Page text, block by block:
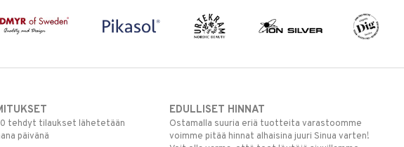
tehdyt tilaukset lähetetään
päivänä
EDULLISET HINNAT
Ostamalla suuria eriä tuotteita varastoomme
voimme pitää hinnat alhaisina juuri Sinua varten!